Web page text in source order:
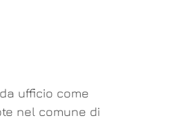
ufficio come
nel comune di